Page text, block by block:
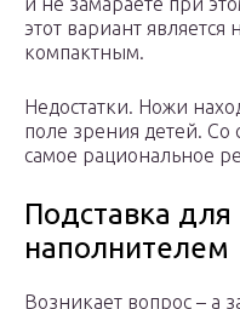
этот вариант
компактным.
Недостатки. Ножи
поле зрения детей. Со
самое рациональное
Подставка для
наполнителем
Возникает вопрос – а